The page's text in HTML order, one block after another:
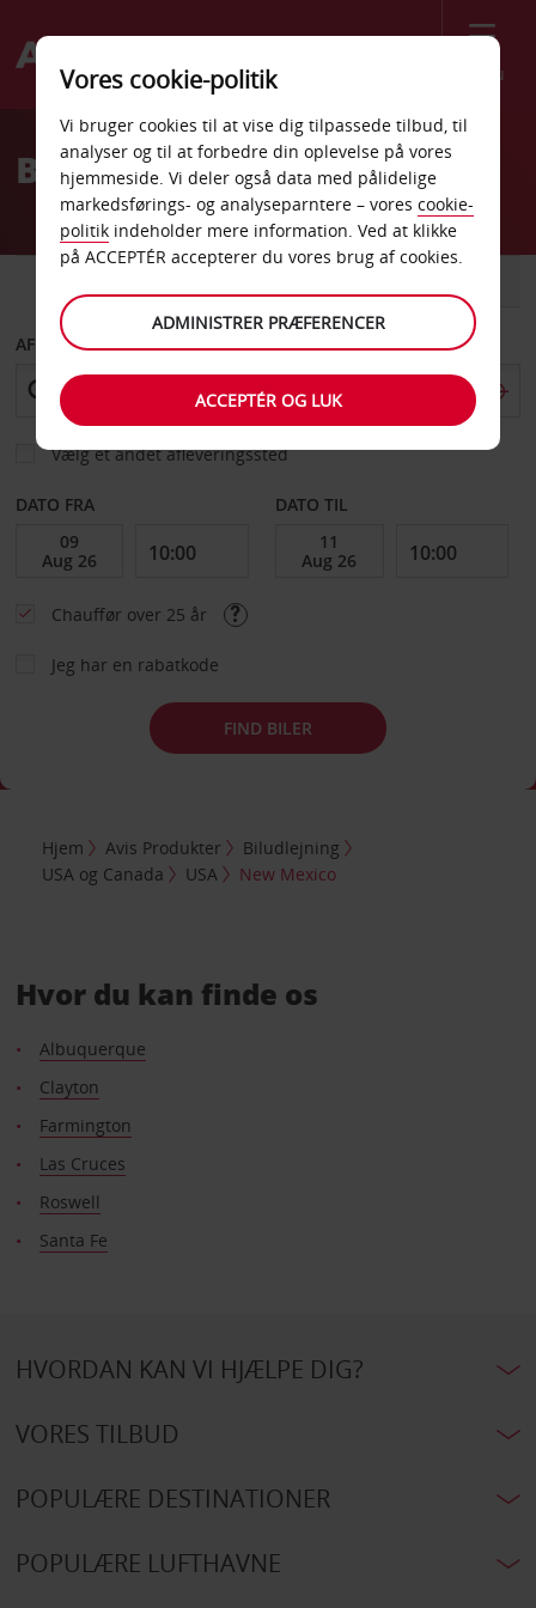
Menu
Welcome
AvisBilleje New Mexico
AFHENT FRA
Vælg et andet afleveringssted
DATO FRA DATO TIL
Chauffør over 25 år
Jeg har en rabatkode
FIND BILER
Hjem Avis Produkter
Biludlejning
USA og Canada
USA New Mexico
Hvor du kan finde os
Albuquerque
Clayton
Farmington
Las Cruces
Roswell
Santa Fe
HVORDAN KAN VI HJÆLPE DIG?
VORES TILBUD
POPULÆRE DESTINATIONER
POPULÆRE LUFTHAVNE
Vores cookie-politik
Vi bruger cookies til at vise dig tilpassede tilbud, til
analyser og til at forbedre din oplevelse på vores
hjemmeside. Vi deler også data med pålidelige
markedsførings- og analyseparntere – vores cookie-
politik indeholder mere information. Ved at klikke
på ACCEPTÉR accepterer du vores brug af cookies.
ADMINISTRER PRÆFERENCER
ACCEPTÉR OG LUK